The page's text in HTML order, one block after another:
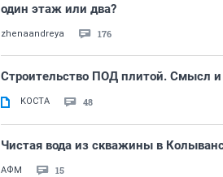
один этаж или два?
zhenaandreya 176
Строительство ПОД плитой. Смысл и
KOCTA 48
Чистая вода из скважины в
АФМ 15